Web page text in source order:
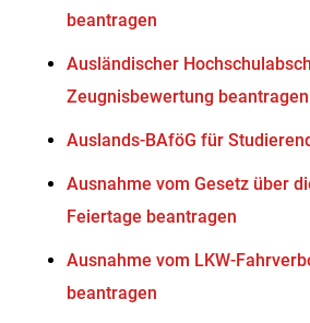
beantragen
Ausländischer
Zeugnisbewertung beantragen
Auslands-BAföG für
Ausnahme vom Gesetz über
Feiertage beantragen
Ausnahme vom LKW-
beantragen